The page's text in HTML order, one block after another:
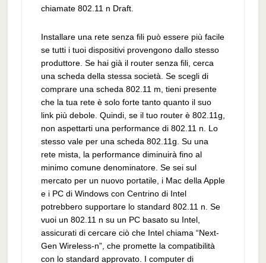
chiamate 802.11 n Draft.
Installare una rete senza fili può essere più facile
se tutti i tuoi dispositivi provengono dallo stesso
produttore. Se hai già il router senza fili, cerca
una scheda della stessa società. Se scegli di
comprare una scheda 802.11 m, tieni presente
che la tua rete è solo forte tanto quanto il suo
link più debole. Quindi, se il tuo router è 802.11g,
non aspettarti una performance di 802.11 n. Lo
stesso vale per una scheda 802.11g. Su una
rete mista, la performance diminuirà fino al
minimo comune denominatore. Se sei sul
mercato per un nuovo portatile, i Mac della Apple
e i PC di Windows con Centrino di Intel
potrebbero supportare lo standard 802.11 n. Se
vuoi un 802.11 n su un PC basato su Intel,
assicurati di cercare ciò che Intel chiama “Next-
Gen Wireless-n”, che promette la compatibilità
con lo standard approvato. I computer di